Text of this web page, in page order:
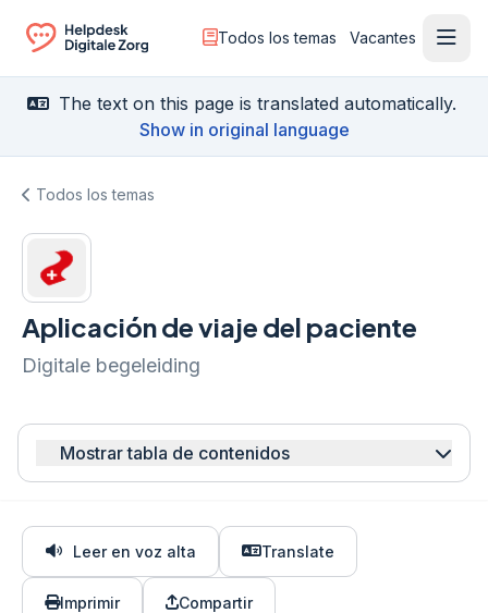
Ga naar de homepagina
Todos los temas Vacantes
The text on this page is translated automatically.
Show in original language
Todos los temas
Aplicación de viaje del paciente
Digitale begeleiding
Mostrar tabla de contenidos
Leer en voz alta Translate
Imprimir Compartir